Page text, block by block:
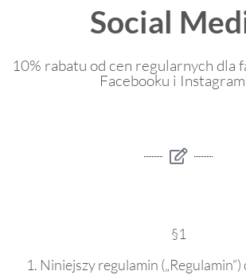
Social
10% rabatu od cen regularnych dla
Facebooku i
§1
Niniejszy regulamin